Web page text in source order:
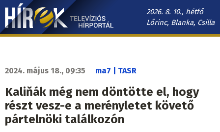
Ugrás
tartalomra
2026. 8. 10., hétfő
Lőrinc, Blanka, Csilla
Hírek.sk
navigáció
2024. május 18., 09:35 ma7 | TASR
Kaliňák még nem döntötte el, hogy
részt vesz-e a merényletet követő
pártelnöki találkozón